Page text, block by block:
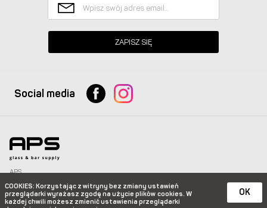
COOKIES: Korzystając z witryny bez zmiany ustawień
przeglądarki wyrażasz zgodę na użycie plików cookies. W
każdej chwili możesz zmienić ustawienia przeglądarki
OK
ZAPISZ SIĘ
Social media
APS
Glass & Bar Supply Sp. z o.o. wszystkie prawa zastrzeżone.
info@apspolska.pl|Mapa strony| Infolinia:+48 668 233 574| +48 22 851 92 22